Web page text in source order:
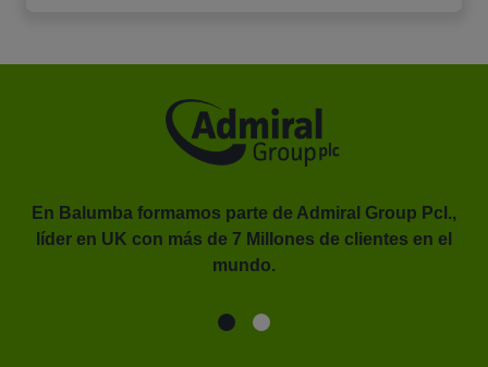
En Balumba formamos parte de Admiral Group Pcl.,
líder en UK con más de 7 Millones de clientes en el
mundo.